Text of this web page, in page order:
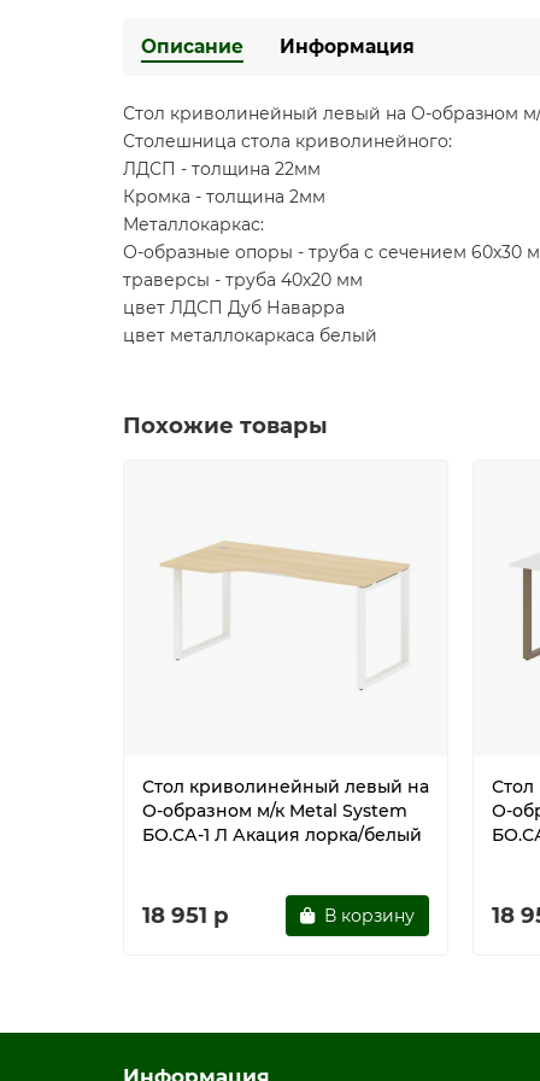
Описание Информация
Стол криволинейный левый на О-образном
Столешница стола криволинейного:
ЛДСП - толщина 22мм
Кромка - толщина 2мм
Металлокаркас:
О-образные опоры - труба с сечением 60х30
траверсы - труба 40х20 мм
цвет ЛДСП Дуб Наварра
цвет металлокаркаса белый
Похожие товары
Стол криволинейный левый на
О-образном м/к Metal System
БО.СА-1 Л Акация лорка/белый
18 951 р В корзину
О-
18
Информация